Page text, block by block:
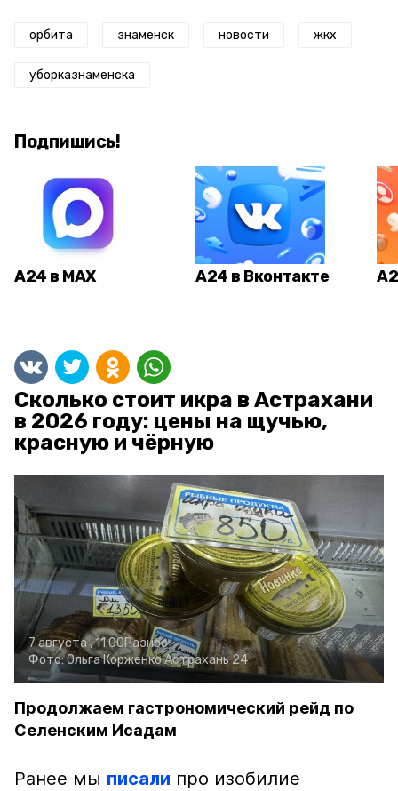
орбита знаменск новости жкх
уборказнаменска
Подпишись!
А24 в MAX А24 в Вконтакте
Сколько стоит икра в Астрахани
в 2026 году: цены на щучью,
красную и чёрную
7 августа , 11:00Разное
Фото:Ольга КорженкоАстрахань 24
Продолжаем гастрономический рейд по
Селенским Исадам
Ранее мы писали про изобилие